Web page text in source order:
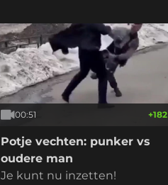
00:51 +182
Potje vechten: punker vs
oudere man
Je kunt nu inzetten!